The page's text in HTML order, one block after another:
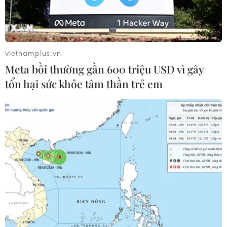
Thứ trưởng Nguyễn Minh Hồng cho biết công nghệ thông tin
đang trở thành một nền kinh tế quan trọng. (Ảnh:
Q.D/Vietnam+)
Theo dự đoán của Tập đoàn công nghệ Cisco,
trong vòng 10 năm tới, Internet của vạn vật
vietnamplus.vn
Meta bồi thường gần 600 triệu USD vì gây
tổn hại sức khỏe tâm thần trẻ em